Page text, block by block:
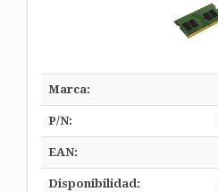
Marca:
P/N:
EAN:
Disponibilidad: